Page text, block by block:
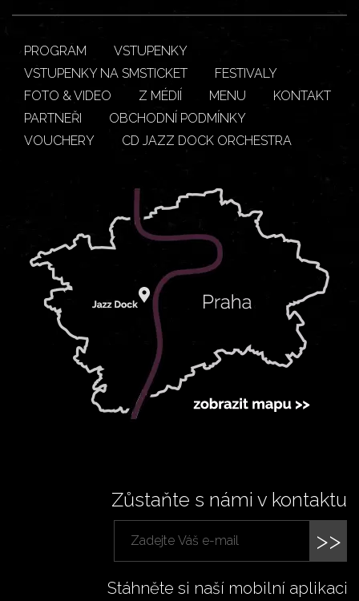
PROGRAM
VSTUPENKY
VSTUPENKY NA SMSTICKET
FESTIVALY
FOTO & VIDEO
Z MÉDIÍ MENU
KONTAKT
PARTNEŘI
OBCHODNÍ PODMÍNKY
VOUCHERY
CD JAZZ DOCK ORCHESTRA
Zůstaňte s námi v kontaktu
>>
Stáhněte si naší mobilní aplikaci